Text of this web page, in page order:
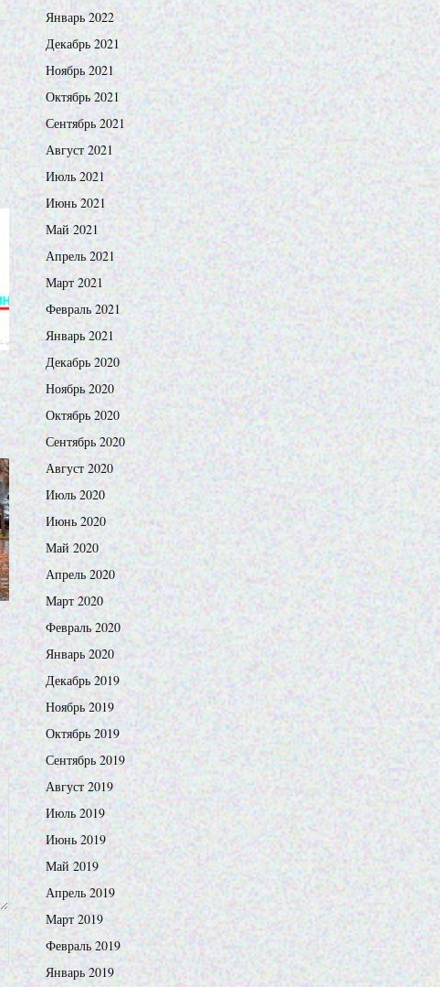
Январь 2022
Декабрь 2021
Ноябрь 2021
Октябрь 2021
Сентябрь 2021
Август 2021
Июль 2021
Июнь 2021
Май 2021
Апрель 2021
Март 2021
Февраль 2021
Январь 2021
Декабрь 2020
Ноябрь 2020
Октябрь 2020
Сентябрь 2020
Август 2020
Июль 2020
Июнь 2020
Май 2020
Апрель 2020
Март 2020
Февраль 2020
Январь 2020
Декабрь 2019
Ноябрь 2019
Октябрь 2019
Сентябрь 2019
Август 2019
Июль 2019
Июнь 2019
Май 2019
Апрель 2019
Март 2019
Февраль 2019
Январь 2019